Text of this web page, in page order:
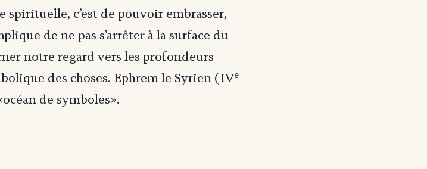
spirituelle, c’est de pouvoir embrasser,
de ne pas s’arrêter à la surface du
notre regard vers les profondeurs
des choses. Ephrem le Syrien (IVe
de symboles».